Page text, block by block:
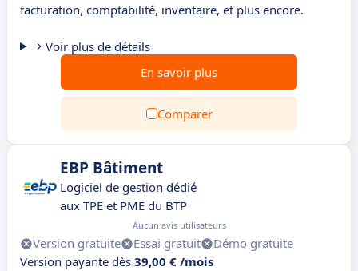
facturation, comptabilité, inventaire, et plus encore.
Voir plus de détails
En savoir plus
Comparer
EBP Bâtiment
Logiciel de gestion dédié
aux TPE et PME du BTP
Aucun avis utilisateurs
Version gratuite Essai gratuit
Démo gratuite
Version payante dès 39,00 € /mois